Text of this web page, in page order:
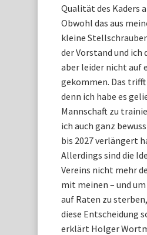
Qualität des Kaders
Obwohl das aus
kleine
der Vorstand und ich
aber leider nicht auf
gekommen. Das
denn ich habe es
Mannschaft zu
ich auch ganz
bis 2027 verlängert
Allerdings sind die
Vereins nicht mehr
mit meinen – und
auf Raten zu
diese Entscheidung
erklärt Holger